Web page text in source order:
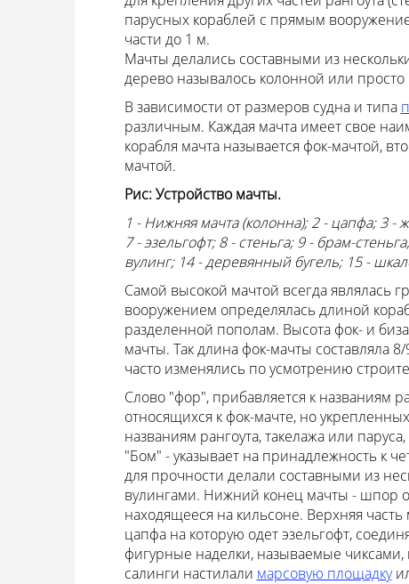
парусных кораблей с прямым
части до 1 м.
Мачты делались составными из
дерево называлось колонной или
В зависимости от размеров судна и типа
различным. Каждая мачта имеет свое
корабля мачта называется фок-мачтой,
мачтой.
Рис: Устройство мачты.
1 - Нижняя мачта (колонна); 2 - цапфа; 3 -
7 - эзельгофт; 8 - стеньга; 9 - брам-
вулинг; 14 - деревянный бугель; 15 -
Самой высокой мачтой всегда являлась
вооружением определялась длиной
разделенной пополам. Высота фок- и
мачты. Так длина фок-мачты составляла
часто изменялись по усмотрению
Слово "фор", прибавляется к названиям
относящихся к фок-мачте, но
названиям рангоута, такелажа или
"Бом" - указывает на принадлежность к
для прочности делали составными из
вулингами. Нижний конец мачты - шпор
находящееся на кильсоне. Верхняя
цапфа на которую одет эзельгофт,
фигурные наделки, называемые чиксами,
салинги настилали марсовую площадку